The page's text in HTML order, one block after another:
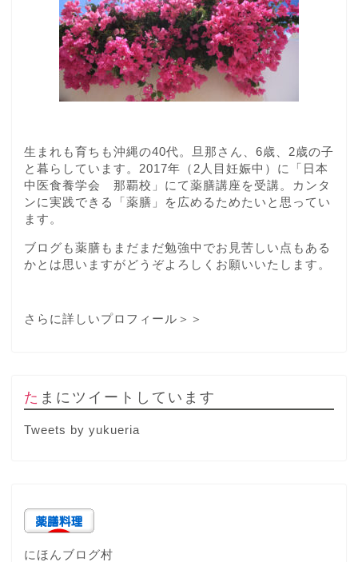
生まれも育ちも沖縄の40代。旦那さん、6歳、2歳の子
と暮らしています。2017年（2人目妊娠中）に「日本
中医食養学会 那覇校」にて薬膳講座を受講。カンタ
ンに実践できる「薬膳」を広めるためたいと思ってい
ます。
ブログも薬膳もまだまだ勉強中でお見苦しい点もある
かとは思いますがどうぞよろしくお願いいたします。
さらに詳しいプロフィール＞＞
たまにツイートしています
Tweets by yukueria
にほんブログ村